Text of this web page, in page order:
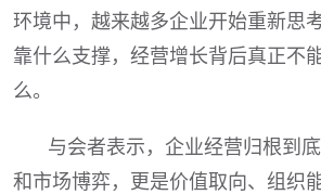
环境中，越来越多企业开始重新思
靠什么支撑，经营增长背后真正不
么。
与会者表示，企业经营归根到
和市场博弈，更是价值取向、组织